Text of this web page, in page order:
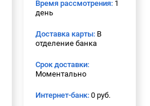
Время рассмотрения: 1
день
Доставка карты: В
отделение банка
Срок доставки:
Моментально
Интернет-банк: 0 руб.